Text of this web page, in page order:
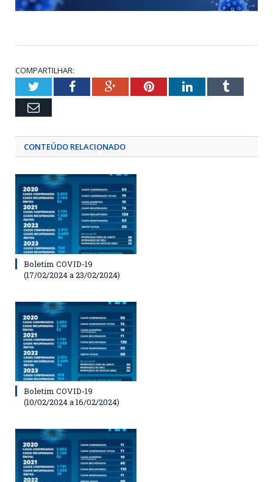
COMPARTILHAR:
TwitterFacebookGoogle+PinterestLinkedInTumblr
Email
CONTEÚDO RELACIONADO
Boletim COVID-19
(17/02/2024 a 23/02/2024)
Boletim COVID-19
(10/02/2024 a 16/02/2024)